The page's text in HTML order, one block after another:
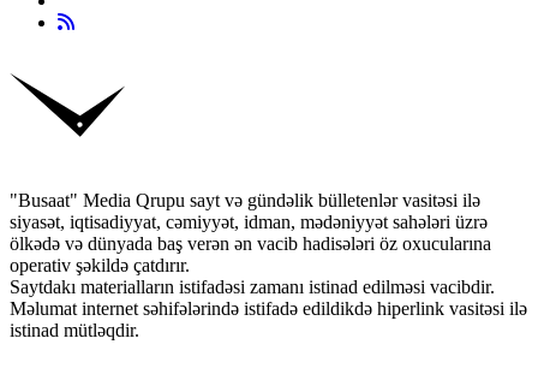
"Busaat" Media Qrupu sayt və gündəlik bülletenlər vasitəsi ilə
siyasət, iqtisadiyyat, cəmiyyət, idman, mədəniyyət sahələri üzrə
ölkədə və dünyada baş verən ən vacib hadisələri öz oxucularına
operativ şəkildə çatdırır.
Saytdakı materialların istifadəsi zamanı istinad edilməsi vacibdir.
Məlumat internet səhifələrində istifadə edildikdə hiperlink vasitəsi ilə
istinad mütləqdir.